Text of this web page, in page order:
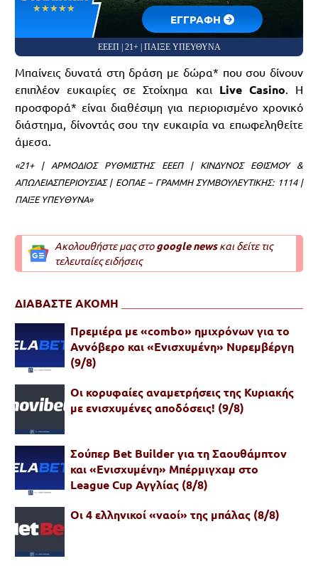
☆☆☆☆☆
★★★★★
EΓΓΡΑΦΗ
ΕΕΕΠ | 21+ | ΠΑΙΞΕ ΥΠΕΥΘΥΝΑ
Μπαίνεις δυνατά στη δράση με δώρα* που σου δίνουν
επιπλέον ευκαιρίες σε Στοίχημα και Live Casino. Η
προσφορά* είναι διαθέσιμη για περιορισμένο χρονικό
διάστημα, δίνοντάς σου την ευκαιρία να επωφεληθείτε
άμεσα.
«21+ | ΑΡΜΟΔΙΟΣ ΡΥΘΜΙΣΤΗΣ ΕΕΕΠ | ΚΙΝΔΥΝΟΣ ΕΘΙΣΜΟΥ &
ΑΠΩΛΕΙΑΣΠΕΡΙΟΥΣΙΑΣ | ΕΟΠΑΕ – ΓΡΑΜΜΗ ΣΥΜΒΟΥΛΕΥΤΙΚΗΣ: 1114 |
ΠΑΙΞΕ ΥΠΕΥΘΥΝΑ»
Ακολουθήστε μας στοgoogle newsκαι δείτε τις
τελευταίες ειδήσεις
ΔΙΑΒΑΣΤΕ ΑΚΟΜΗ
Πρεμιέρα με «combo» ημιχρόνων για το
Αννόβερο και «Ενισχυμένη» Νυρεμβέργη
(9/8)
Oι κορυφαίες αναμετρήσεις της Κυριακής
με ενισχυμένες αποδόσεις! (9/8)
Σούπερ Bet Builder για τη Σαουθάμπτον
και «Ενισχυμένη» Μπέρμιγχαμ στο
League Cup Αγγλίας (8/8)
Οι 4 ελληνικοί «ναοί» της μπάλας (8/8)